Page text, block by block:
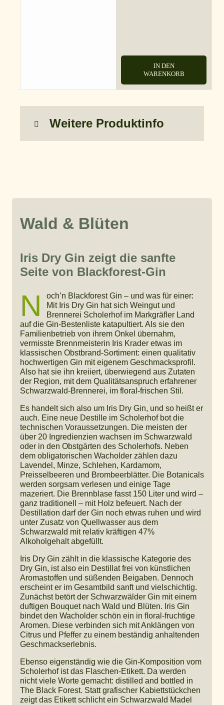
IN DEN
WARENKORB
Weitere Produktinfo
Wald & Blüten
Iris Dry Gin zeigt die sanfte
Seite von Blackforest-Gin
N
och’n Blackforest Gin – und was für einer:
Mit Iris Dry Gin hat sich Weingut und
Brennerei Scholerhof im Markgräfler Land
auf die Gin-Bestenliste katapultiert. Als sie den
Familienbetrieb von ihrem Onkel übernahm,
vermisste Brennmeisterin Iris Krader etwas im
klassischen Obstbrand-Sortiment: einen qualitativ
hochwertigen Gin mit eigenem Geschmacksprofil.
Also hat sie ihn kreiiert, überwiegend aus Zutaten
der Region, mit dem Qualitätsanspruch erfahrener
Schwarzwald-Brennerei, im floral-frischen Stil.
Es handelt sich also um Iris Dry Gin, und so heißt er
auch. Eine neue Destille im Scholerhof bot die
technischen Voraussetzungen. Die meisten der
über 20 Ingredienzien wachsen im Schwarzwald
oder in den Obstgärten des Scholerhofs. Neben
dem obligatorischen Wacholder zählen dazu
Lavendel, Minze, Schlehen, Kardamom,
Preisselbeeren und Brombeerblätter. Die Botanicals
werden sorgsam verlesen und einige Tage
mazeriert. Die Brennblase fasst 150 Liter und wird –
ganz traditionell – mit Holz befeuert. Nach der
Destillation darf der Gin noch etwas ruhen und wird
unter Zusatz von Quellwasser aus dem
Schwarzwald mit relativ kräftigen 47%
Alkoholgehalt abgefüllt.
Iris Dry Gin zählt in die klassische Kategorie des
Dry Gin, ist also ein Destillat frei von künstlichen
Aromastoffen und süßenden Beigaben. Dennoch
erscheint er im Gesamtbild sanft und vielschichtig.
Zunächst betört der Schwarzwälder Gin mit einem
duftigen Bouquet nach Wald und Blüten. Iris Gin
bindet den Wacholder schön ein in floral-fruchtige
Aromen. Diese verbinden sich mit Anklängen von
Citrus und Pfeffer zu einem beständig anhaltenden
Geschmackserlebnis.
Ebenso eigenständig wie die Gin-Komposition vom
Scholerhof ist das Flaschen-Etikett. Da werden
nicht viele Worte gemacht: distilled and bottled in
The Black Forest. Statt grafischer Kabiettstückchen
zeigt das Etikett schlicht ein Schwarzwald Madel